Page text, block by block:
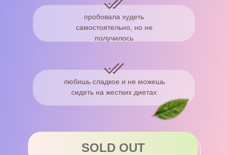
пробовала худеть
самостоятельно, но не
получилось
любишь сладкое и не можешь
сидеть на жестких диетах
SOLD OUT